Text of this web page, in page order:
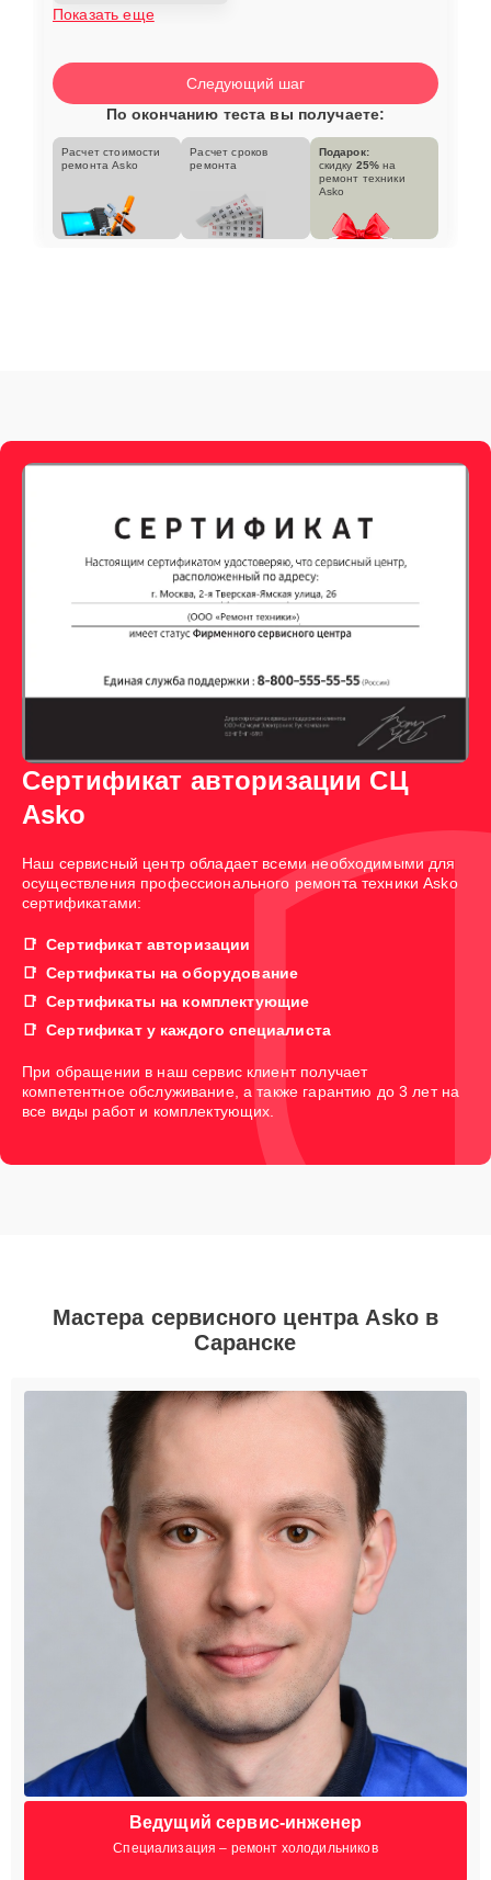
Показать еще
Следующий шаг
По окончанию теста вы получаете:
Расчет стоимости
ремонта Asko
Расчет сроков
ремонта
Подарок:
скидку 25% на
ремонт техники
Asko
Сертификат авторизации СЦ
Asko
Наш сервисный центр обладает всеми необходимыми для
осуществления профессионального ремонта техники Asko
сертификатами:
Сертификат авторизации
Сертификаты на оборудование
Сертификаты на комплектующие
Сертификат у каждого специалиста
При обращении в наш сервис клиент получает
компетентное обслуживание, а также гарантию до 3 лет на
все виды работ и комплектующих.
Мастера сервисного центра Asko в
Саранске
Ведущий сервис-инженер
Специализация – ремонт холодильников